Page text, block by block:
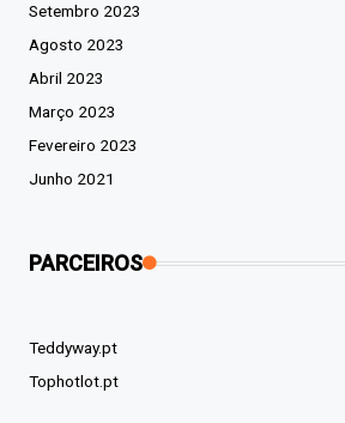
Setembro 2023
Agosto 2023
Abril 2023
Março 2023
Fevereiro 2023
Junho 2021
PARCEIROS
Teddyway.pt
Tophotlot.pt